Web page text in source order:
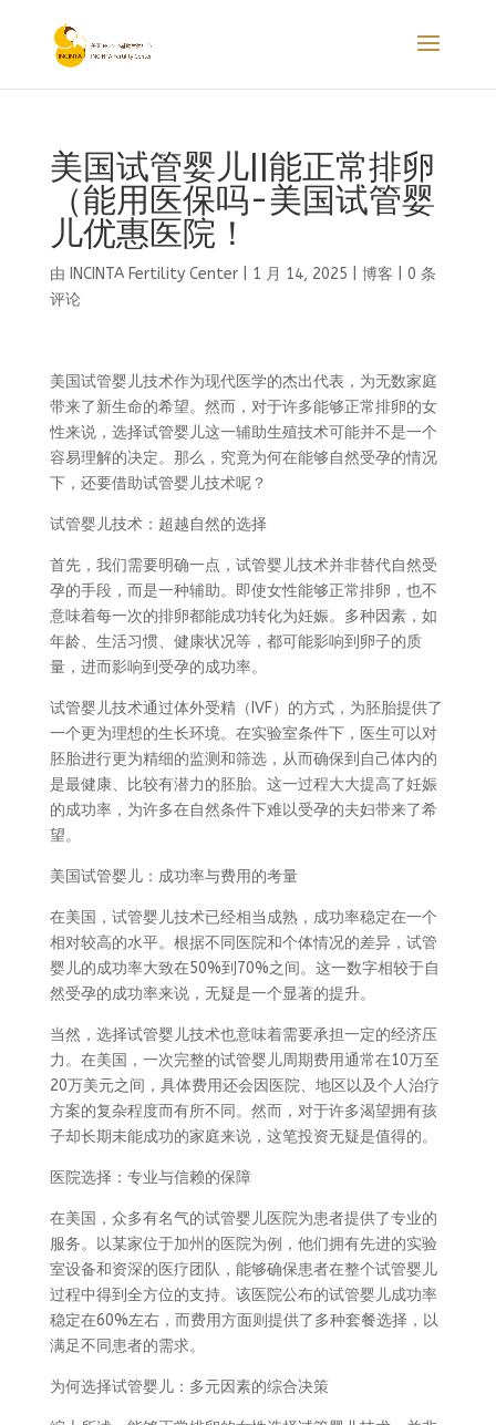
美国试管婴儿||能正常排卵
（能用医保吗-美国试管婴
儿优惠医院！
由 INCINTA Fertility Center| 1 月 14, 2025 博客
0 条
评论
美国试管婴儿技术作为现代医学的杰出代表，为无数家庭
带来了新生命的希望。然而，对于许多能够正常排卵的女
性来说，选择试管婴儿这一辅助生殖技术可能并不是一个
容易理解的决定。那么，究竟为何在能够自然受孕的情况
下，还要借助试管婴儿技术呢？
试管婴儿技术：超越自然的选择
首先，我们需要明确一点，试管婴儿技术并非替代自然受
孕的手段，而是一种辅助。即使女性能够正常排卵，也不
意味着每一次的排卵都能成功转化为妊娠。多种因素，如
年龄、生活习惯、健康状况等，都可能影响到卵子的质
量，进而影响到受孕的成功率。
试管婴儿技术通过体外受精（IVF）的方式，为胚胎提供了
一个更为理想的生长环境。在实验室条件下，医生可以对
胚胎进行更为精细的监测和筛选，从而确保到自己体内的
是最健康、比较有潜力的胚胎。这一过程大大提高了妊娠
的成功率，为许多在自然条件下难以受孕的夫妇带来了希
望。
美国试管婴儿：成功率与费用的考量
在美国，试管婴儿技术已经相当成熟，成功率稳定在一个
相对较高的水平。根据不同医院和个体情况的差异，试管
婴儿的成功率大致在50%到70%之间。这一数字相较于自
然受孕的成功率来说，无疑是一个显著的提升。
当然，选择试管婴儿技术也意味着需要承担一定的经济压
力。在美国，一次完整的试管婴儿周期费用通常在10万至
20万美元之间，具体费用还会因医院、地区以及个人治疗
方案的复杂程度而有所不同。然而，对于许多渴望拥有孩
子却长期未能成功的家庭来说，这笔投资无疑是值得的。
医院选择：专业与信赖的保障
在美国，众多有名气的试管婴儿医院为患者提供了专业的
服务。以某家位于加州的医院为例，他们拥有先进的实验
室设备和资深的医疗团队，能够确保患者在整个试管婴儿
过程中得到全方位的支持。该医院公布的试管婴儿成功率
稳定在60%左右，而费用方面则提供了多种套餐选择，以
满足不同患者的需求。
为何选择试管婴儿：多元因素的综合决策